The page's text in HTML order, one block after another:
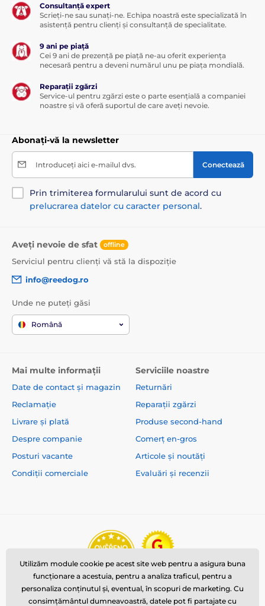
Consultanță expert
Scrieți-ne sau sunați-ne. Echipa noastră este specializată în
asistență pentru clienți și consultanță de specialitate.
9 ani pe piață
Cei 9 ani de prezență pe piață ne-au oferit experiența
necesară pentru a deveni numărul unu pe piața mondială.
Reparații zgărzi
Service-ul pentru zgărzi este o parte esențială a companiei
noastre și vă oferă suportul de care aveți nevoie.
Abonați-vă la newsletter
Introduceți aici e-mailul dvs. Conectează
Prin trimiterea formularului sunt de acord cu
prelucrarea datelor cu caracter personal.
Aveți nevoie de sfat offline
Serviciul pentru clienți vă stă la dispoziție
info@reedog.ro
Unde ne puteți găsi
Română
Mai multe informații
Date de contact și magazin
Reclamație
Livrare și plată
Despre companie
Posturi vacante
Condiții comerciale
Serviciile noastre
Returnări
Reparații zgărzi
Produse second-hand
Comerț en-gros
Articole și noutăți
Evaluări și recenzii
Utilizăm module cookie pe acest site web pentru a asigura buna
funcționare a acestuia, pentru a analiza traficul, pentru a
personaliza conținutul și, eventual, în scopuri de marketing. Cu
consimțământul dumneavoastră, datele pot fi partajate cu